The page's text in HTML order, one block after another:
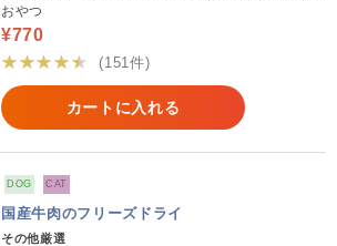
おやつ
¥770
★★★★★
(151件)
カートに入れる
DOG CAT
国産牛肉のフリーズドライ
その他厳選